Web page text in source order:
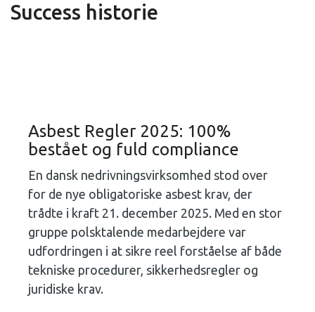
Success historie
Asbest Regler 2025: 100%
bestået og fuld compliance
En dansk nedrivningsvirksomhed stod over
for de nye obligatoriske asbest krav, der
trådte i kraft 21. december 2025. Med en stor
gruppe polsktalende medarbejdere var
udfordringen i at sikre reel forståelse af både
tekniske procedurer, sikkerhedsregler og
juridiske krav.